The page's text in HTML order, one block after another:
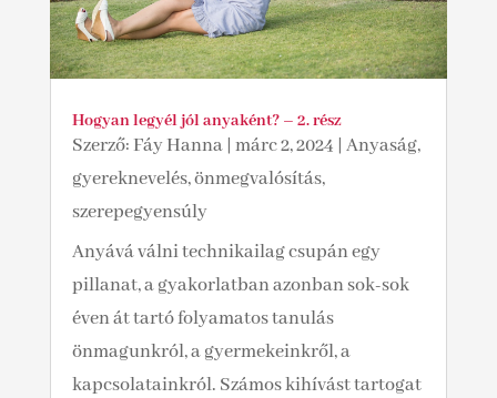
Hogyan legyél jól anyaként? – 2. rész
Szerző:Fáy Hanna| márc 2, 2024 | Anyaság,
gyereknevelés, önmegvalósítás,
szerepegyensúly
Anyává válni technikailag csupán egy
pillanat, a gyakorlatban azonban sok-sok
éven át tartó folyamatos tanulás
önmagunkról, a gyermekeinkről, a
kapcsolatainkról. Számos kihívást tartogat